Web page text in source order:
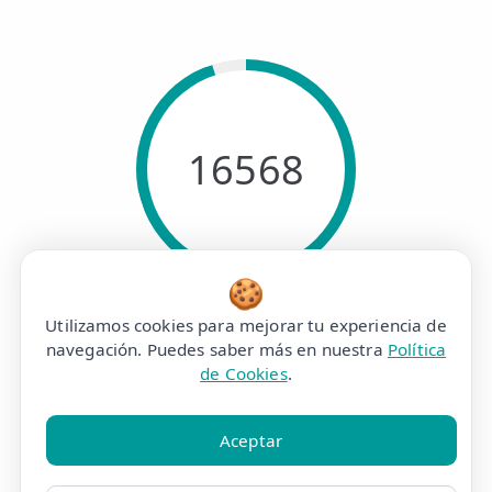
16568
PACIENTES SATISFECHOS
🍪
Utilizamos cookies para mejorar tu experiencia de
navegación. Puedes saber más en nuestra Política
de Cookies.
Aceptar